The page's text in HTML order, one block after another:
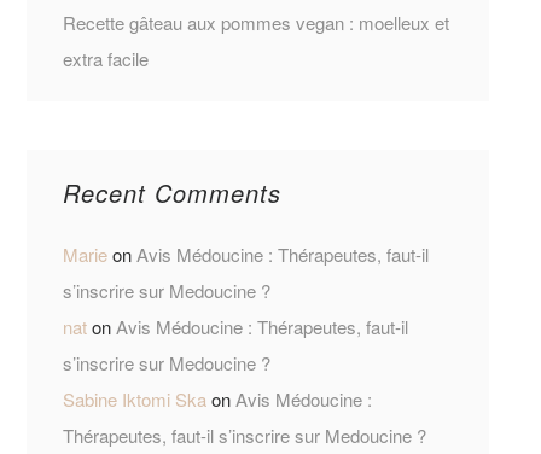
Recette gâteau aux pommes vegan : moelleux et
extra facile
Recent Comments
MarieonAvis Médoucine : Thérapeutes, faut-il
s’inscrire sur Medoucine ?
natonAvis Médoucine : Thérapeutes, faut-il
s’inscrire sur Medoucine ?
Sabine Iktomi SkaonAvis Médoucine :
Thérapeutes, faut-il s’inscrire sur Medoucine ?